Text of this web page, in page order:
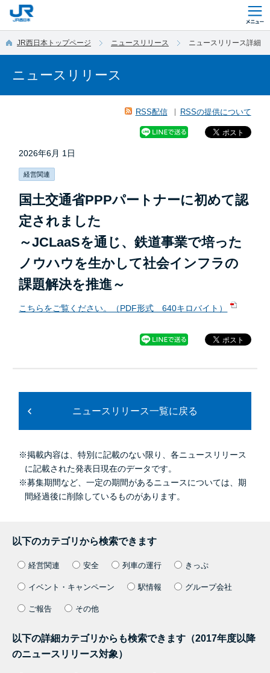
JR西日本トップページ ニュースリリース ニュースリリース詳細
ニュースリリース
RSS配信 RSSの提供について
2026年6月 1日
経営関連
国土交通省PPPパートナーに初めて認
定されました
～JCLaaSを通じ、鉄道事業で培った
ノウハウを生かして社会インフラの
課題解決を推進～
こちらをご覧ください。（PDF形式 640キロバイト）
ニュースリリース一覧に戻る
※掲載内容は、特別に記載のない限り、各ニュースリリース
に記載された発表日現在のデータです。
※募集期間など、一定の期間があるニュースについては、期
間経過後に削除しているものがあります。
以下のカテゴリから検索できます
経営関連 安全 列車の運行 きっぷ
イベント・キャンペーン 駅情報 グループ会社
ご報告 その他
以下の詳細カテゴリからも検索できます（2017年度以降
のニュースリリース対象）